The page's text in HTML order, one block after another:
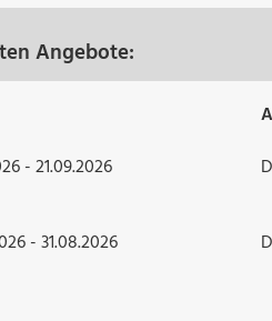
Angebote:
- 21.09.2026
- 31.08.2026